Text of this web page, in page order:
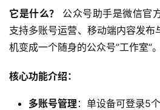
它是什么？
公众号助手是微信官
支持多账号运营、移动端内容发布
机变成一个随身的公众号”工作室”。
核心功能介绍：
多账号管理 ：单设备可登录5